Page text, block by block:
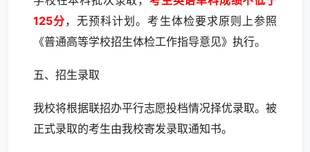
125分，无预科计划。考生体检要求原则上参照
《普通高等学校招生体检工作指导意见》执行。
五、招生录取
我校将根据联招办平行志愿投档情况择优录取。被
正式录取的考生由我校寄发录取通知书。